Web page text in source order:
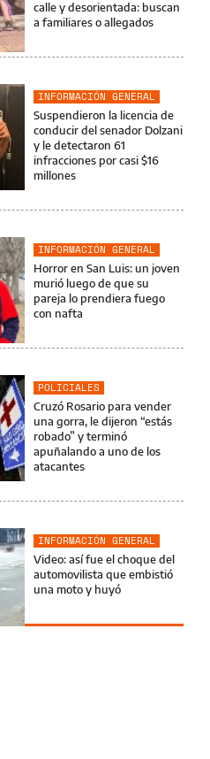
calle y desorientada: buscan
a familiares o allegados
INFORMACIÓN GENERAL
Suspendieron la licencia de
conducir del senador Dolzani
y le detectaron 61
infracciones por casi $16
millones
INFORMACIÓN GENERAL
Horror en San Luis: un joven
murió luego de que su
pareja lo prendiera fuego
con nafta
POLICIALES
Cruzó Rosario para vender
una gorra, le dijeron “estás
robado” y terminó
apuñalando a uno de los
atacantes
INFORMACIÓN GENERAL
Video: así fue el choque del
automovilista que embistió
una moto y huyó